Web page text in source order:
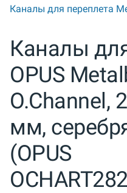
Каналы для переплета
Каналы
OPUS
O.Channel,
мм,
(OPUS